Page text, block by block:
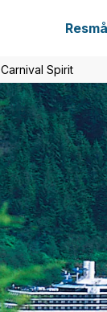
Carnival Spirit